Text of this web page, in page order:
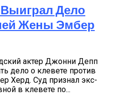
Дело
Жены Эмбер
актер Джонни Депп
дело о клевете против
Херд. Суд признал экс-
в клевете по...